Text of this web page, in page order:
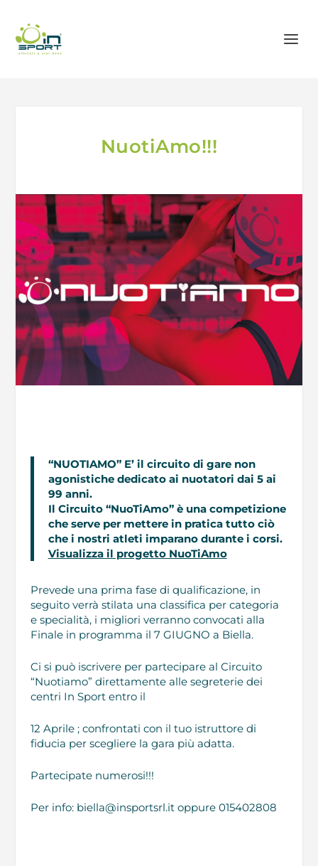
NuotiAmo!!!
“NUOTIAMO” E’ il circuito di gare non
agonistiche dedicato ai nuotatori dai 5 ai
99 anni.
Il Circuito “NuoTiAmo” è una competizione
che serve per mettere in pratica tutto ciò
che i nostri atleti imparano durante i corsi.
Visualizza il progetto NuoTiAmo
Prevede una prima fase di qualificazione, in
seguito verrà stilata una classifica per categoria
e specialità, i migliori verranno convocati alla
Finale in programma il 7 GIUGNO a Biella.
Ci si può iscrivere per partecipare al Circuito
“Nuotiamo” direttamente alle segreterie dei
centri In Sport entro il
12 Aprile ; confrontati con il tuo istruttore di
fiducia per scegliere la gara più adatta.
Partecipate numerosi!!!
Per info: biella@insportsrl.itoppure 015402808